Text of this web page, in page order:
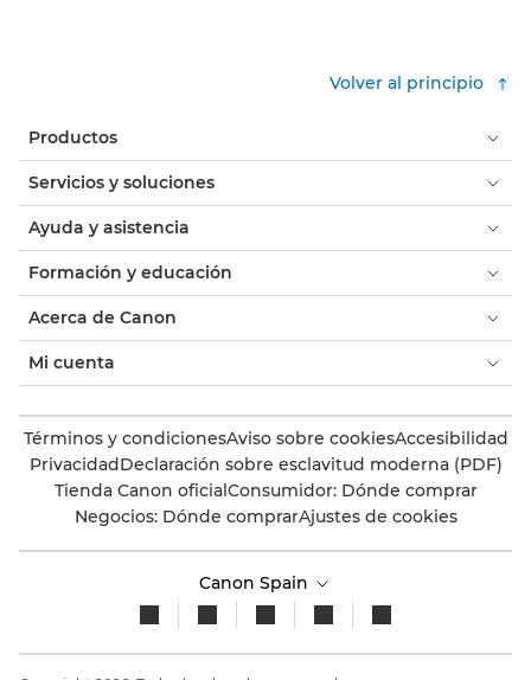
Volver al principio
Productos
Servicios y soluciones
Ayuda y asistencia
Formación y educación
Acerca de Canon
Mi cuenta
Términos y condicionesAviso sobre cookiesAccesibilidad
PrivacidadDeclaración sobre esclavitud moderna (PDF)
Tienda Canon oficialConsumidor: Dónde comprar
Negocios: Dónde comprarAjustes de cookies
Canon Spain